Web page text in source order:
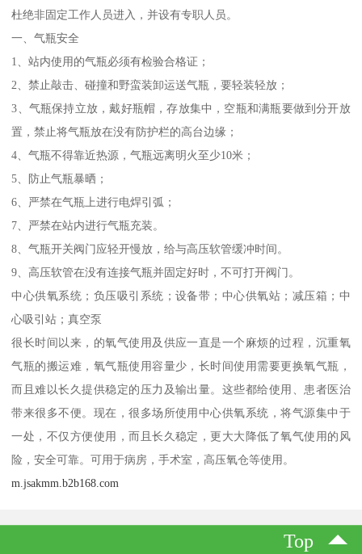
杜绝非固定工作人员进入，并设有专职人员。
一、气瓶安全
1、站内使用的气瓶必须有检验合格证；
2、禁止敲击、碰撞和野蛮装卸运送气瓶，要轻装轻放；
3、气瓶保持立放，戴好瓶帽，存放集中，空瓶和满瓶要做到分开放
置，禁止将气瓶放在没有防护栏的高台边缘；
4、气瓶不得靠近热源，气瓶远离明火至少10米；
5、防止气瓶暴晒；
6、严禁在气瓶上进行电焊引弧；
7、严禁在站内进行气瓶充装。
8、气瓶开关阀门应轻开慢放，给与高压软管缓冲时间。
9、高压软管在没有连接气瓶并固定好时，不可打开阀门。
中心供氧系统；负压吸引系统；设备带；中心供氧站；减压箱；中
心吸引站；真空泵
很长时间以来，的氧气使用及供应一直是一个麻烦的过程，沉重氧
气瓶的搬运难，氧气瓶使用容量少，长时间使用需要更换氧气瓶，
而且难以长久提供稳定的压力及输出量。这些都给使用、患者医治
带来很多不便。现在，很多场所使用中心供氧系统，将气源集中于
一处，不仅方便使用，而且长久稳定，更大大降低了氧气使用的风
险，安全可靠。可用于病房，手术室，高压氧仓等使用。
m.jsakmm.b2b168.com
Top